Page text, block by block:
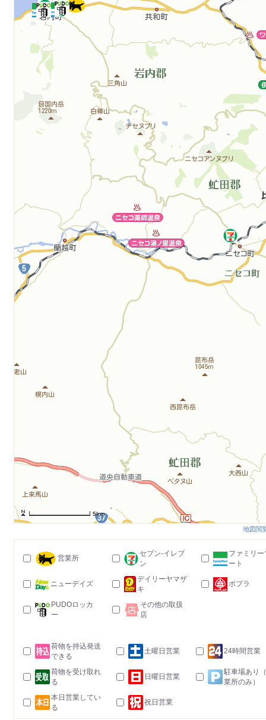
5km
地図閲
営業所
セブン-イレブ
ン
ファミリー
ート
ニューデイズ
デイリーヤマザ
キ
ポプラ
PUDOロッカ
ー
その他の取扱
店
荷物を持込発送
できる
土曜日営業 24時間営業
荷物を受け取れ
る
日曜日営業
駐車場あり
業所のみ）
本日営業してい
る
祝日営業